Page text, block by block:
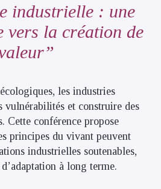
industrielle : une
vers la création de
les industries
et construire des
Cette conférence propose
principes du vivant peuvent
industrielles soutenables,
à long terme.